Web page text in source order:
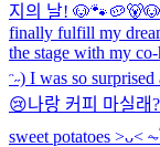
지의 날! 🐶🐾
finally fulfill my
the stage with my
ᵔ˶) I was so
😢나랑 커피 마실래
sweet potatoes ˃ᴗ˂